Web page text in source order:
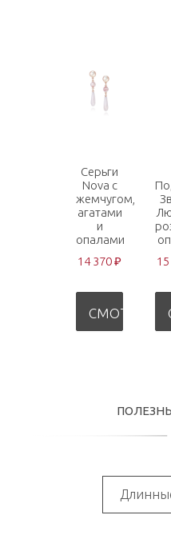
Серьги
Nova с
жемчугом,
агатами
и
опалами
14 370 ₽
СМОТРЕТЬ